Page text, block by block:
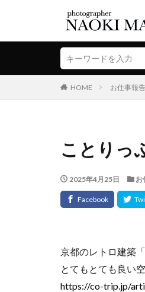
HOME お仕事報告
ことりっ
2025年4月25日 お
京都のレトロ建築
とてもとても良い
https://co-trip.jp/